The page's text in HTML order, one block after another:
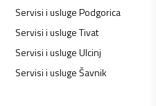
Servisi i uslugePodgorica
Servisi i uslugeTivat
Servisi i uslugeUlcinj
Servisi i uslugeŠavnik